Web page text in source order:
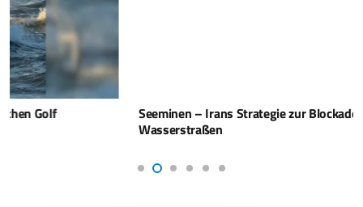
Seeminen – Irans Strategie zur Blockade wichtiger